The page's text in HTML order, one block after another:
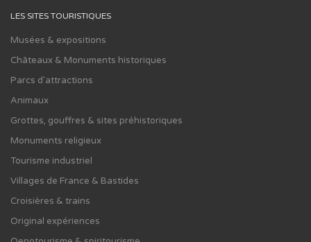
LES SITES TOURISTIQUES
Musées & expositions
Châteaux & Monuments historiques
Parcs d'attractions
Animaux
Grottes, gouffres & sites préhistoriques
Monuments religieux
Tourisme industriel
Villages de France & Bastides
Croisières & trains
Original expériences